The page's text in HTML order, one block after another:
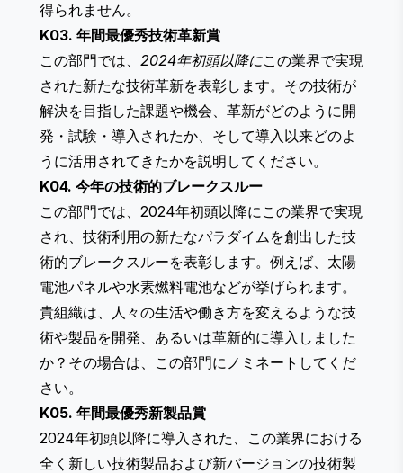
得られません。
K03. 年間最優秀技術革新賞
この部門では、 2024年初頭以降にこの業界で実現
された新たな技術革新を表彰します。その技術が
解決を目指した課題や機会、革新がどのように開
発・試験・導入されたか、そして導入以来どのよ
うに活用されてきたかを説明してください。
K04. 今年の技術的ブレークスルー
この部門では、2024年初頭以降にこの業界で実現
され、技術利用の新たなパラダイムを創出した技
術的ブレークスルーを表彰します。例えば、太陽
電池パネルや水素燃料電池などが挙げられます。
貴組織は、人々の生活や働き方を変えるような技
術や製品を開発、あるいは革新的に導入しました
か？その場合は、この部門にノミネートしてくだ
さい。
K05. 年間最優秀新製品賞
2024年初頭以降に導入された、この業界における
全く新しい技術製品および新バージョンの技術製